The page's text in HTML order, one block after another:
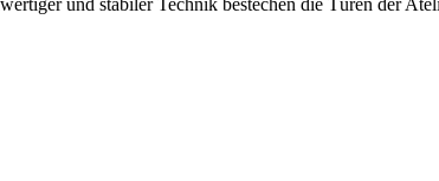
und stabiler Technik bestechen die Türen der